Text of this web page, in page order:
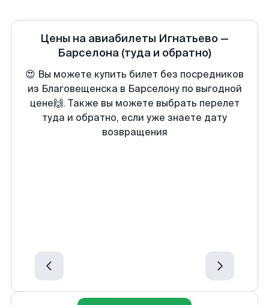
Цены на авиабилеты Игнатьево —
Барселона (туда и обратно)
😍 Вы можете купить билет без посредников
из Благовещенска в Барселону по выгодной
цене🙌. Также вы можете выбрать перелет
туда и обратно, если уже знаете дату
возвращения